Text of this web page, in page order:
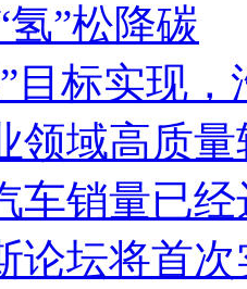
”松降碳
目标实现
领域高质
车销量已
论坛将首